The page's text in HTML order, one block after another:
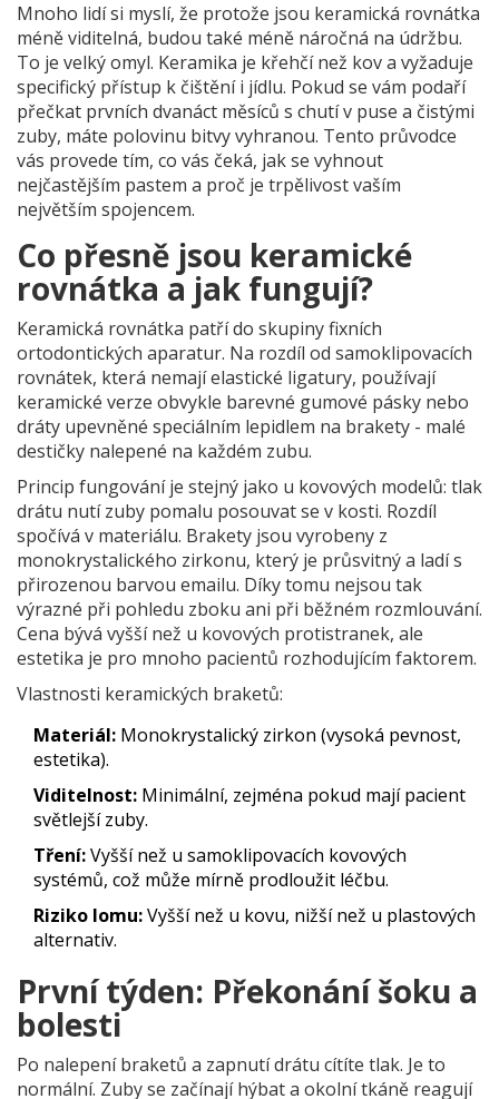
Mnoho lidí si myslí, že protože jsou keramická rovnátka
méně viditelná, budou také méně náročná na údržbu.
To je velký omyl. Keramika je křehčí než kov a vyžaduje
specifický přístup k čištění i jídlu. Pokud se vám podaří
přečkat prvních dvanáct měsíců s chutí v puse a čistými
zuby, máte polovinu bitvy vyhranou. Tento průvodce
vás provede tím, co vás čeká, jak se vyhnout
nejčastějším pastem a proč je trpělivost vaším
největším spojencem.
Co přesně jsou keramické
rovnátka a jak fungují?
Keramická rovnátka patří do skupiny fixních
ortodontických aparatur. Na rozdíl od samoklipovacích
rovnátek, která nemají elastické ligatury, používají
keramické verze obvykle barevné gumové pásky nebo
dráty upevněné speciálním lepidlem na brakety - malé
destičky nalepené na každém zubu.
Princip fungování je stejný jako u kovových modelů: tlak
drátu nutí zuby pomalu posouvat se v kosti. Rozdíl
spočívá v materiálu. Brakety jsou vyrobeny z
monokrystalického zirkonu, který je průsvitný a ladí s
přirozenou barvou emailu. Díky tomu nejsou tak
výrazné při pohledu zboku ani při běžném rozmlouvání.
Cena bývá vyšší než u kovových protistranek, ale
estetika je pro mnoho pacientů rozhodujícím faktorem.
Vlastnosti keramických braketů:
Materiál: Monokrystalický zirkon (vysoká pevnost,
estetika).
Viditelnost: Minimální, zejména pokud mají pacient
světlejší zuby.
Tření:Vyšší než u samoklipovacích kovových
systémů, což může mírně prodloužit léčbu.
Riziko lomu:Vyšší než u kovu, nižší než u plastových
alternativ.
První týden: Překonání šoku a
bolesti
Po nalepení braketů a zapnutí drátu cítíte tlak. Je to
normální. Zuby se začínají hýbat a okolní tkáně reagují